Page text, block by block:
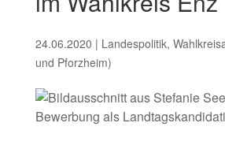
24.06.2020 | Landespolitik,
und Pforzheim)